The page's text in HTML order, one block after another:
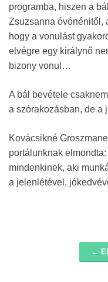
programba, hiszen a
Zsuzsanna óvónénitől,
hogy a vonulást
elvégre egy királynő
bizony vonul…
A bál bevétele
a szórakozásban, de a
Kovácsikné
portálunknak
mindenkinek, aki
a jelenlétével,
←